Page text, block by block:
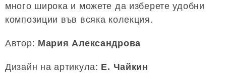
много широка и можете да изберете удобни
композиции във всяка колекция.
Автор: Мария Александрова
Дизайн на артикула: E. Чайкин